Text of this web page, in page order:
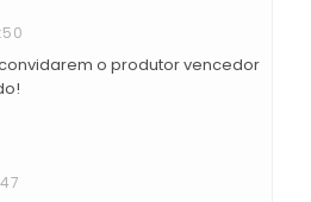
o produtor vencedor